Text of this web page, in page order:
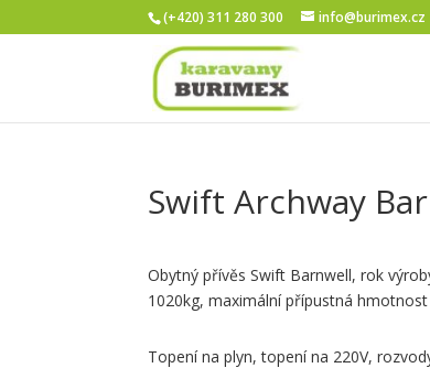
(+420) 311 280 300 info@burimex.cz
Swift Archway
Obytný přívěs Swift Barnwell, rok
1020kg, maximální přípustná
Topení na plyn, topení na 220V,